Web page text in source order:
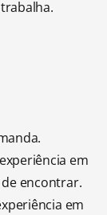
em
encontrar.
em